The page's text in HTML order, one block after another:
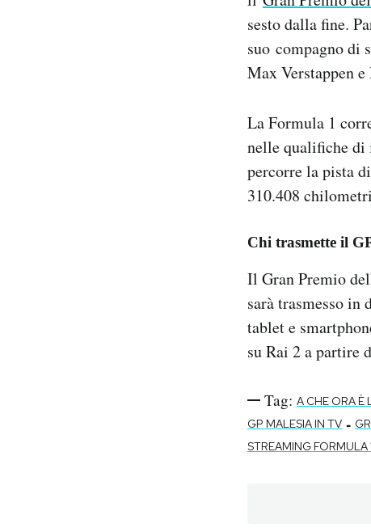
sesto dalla fine.
suo compagno di
Max Verstappen
La Formula 1
nelle qualifiche di
percorre la pista
310.408
Chi trasmette il
Il Gran Premio
sarà trasmesso in
tablet e
su Rai 2 a partire
Tag: A CHE ORA È
GP MALESIA IN TV -
STREAMING FORMULA